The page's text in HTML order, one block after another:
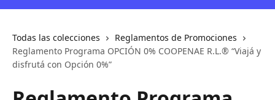
Todas las colecciones
Reglamentos de Promociones
Reglamento Programa OPCIÓN 0% COOPENAE R.L.® “Viajá y
disfrutá con Opción 0%”